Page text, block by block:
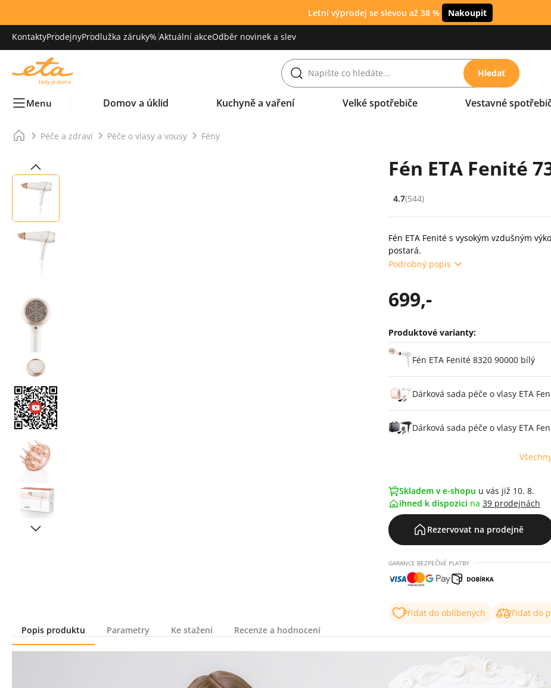
Letní výprodej se slevou až 38 % Nakoupit
KontaktyProdejnyProdlužka záruky% Aktuální akceOdběr novinek a slev
Hledat
Menu Domov a úklid Kuchyně a vaření Velké spotřebiče Vestavné
Péče a zdraví Péče o vlasy a vousy Fény
Fén ETA Fenité
Hodnocení: 4.7 z 5 (544 recenzí)
4.7(544)
Fén ETA Fenité s vysokým vzdušným
postará.
Podrobný popis
699,-
Produktové varianty:
Varianty
Fén ETA Fenité 8320 90000 bílý
Dárková sada péče o vlasy ETA
Dárková sada péče o vlasy ETA
Skladem v e-shopu u vás již 10. 8.
ihned k dispozici na 39 prodejnách
Rezervovat na prodejně
GARANCE BEZPEČNÉ PLATBY
Přidat do oblíbených Přidat do
Popis produktu
Parametry Ke stažení Recenze a hodnocení